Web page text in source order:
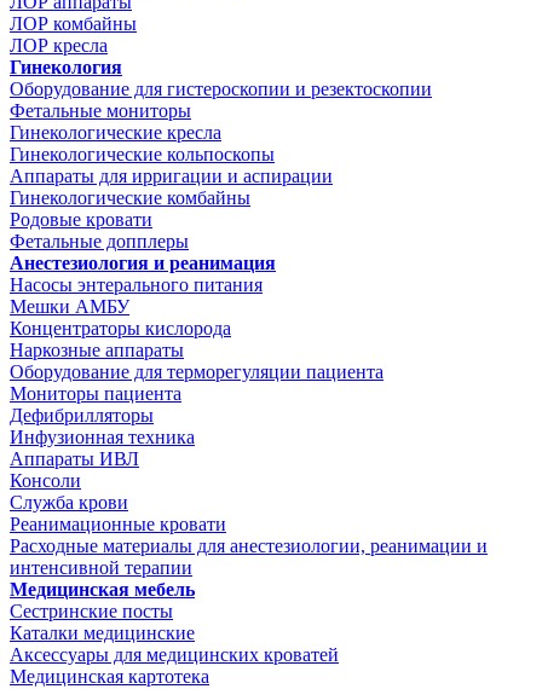
ЛОР комбайны
ЛОР кресла
Гинекология
Оборудование для гистероскопии и резектоскопии
Фетальные мониторы
Гинекологические кресла
Гинекологические кольпоскопы
Аппараты для ирригации и аспирации
Гинекологические комбайны
Родовые кровати
Фетальные допплеры
Анестезиология и реанимация
Насосы энтерального питания
Мешки АМБУ
Концентраторы кислорода
Наркозные аппараты
Оборудование для терморегуляции пациента
Мониторы пациента
Дефибрилляторы
Инфузионная техника
Аппараты ИВЛ
Консоли
Служба крови
Реанимационные кровати
Расходные материалы для анестезиологии, реанимации и
интенсивной терапии
Медицинская мебель
Сестринские посты
Каталки медицинские
Аксессуары для медицинских кроватей
Медицинская картотека